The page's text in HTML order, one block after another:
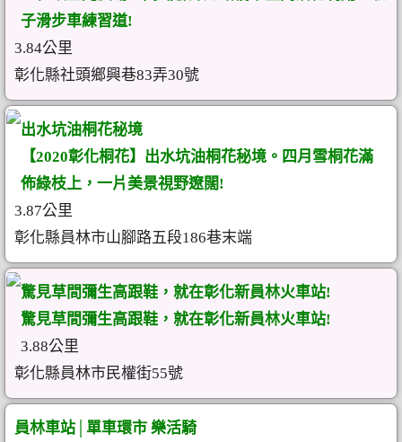
子滑步車練習道!
3.84公里
彰化縣社頭鄉興巷83弄30號
出水坑油桐花秘境
【2020彰化桐花】出水坑油桐花秘境。四月雪桐花滿
佈綠枝上，一片美景視野遼闊!
3.87公里
彰化縣員林市山腳路五段186巷末端
驚見草間彌生高跟鞋，就在彰化新員林火車站!
驚見草間彌生高跟鞋，就在彰化新員林火車站!
3.88公里
彰化縣員林市民權街55號
員林車站│單車環市 樂活騎